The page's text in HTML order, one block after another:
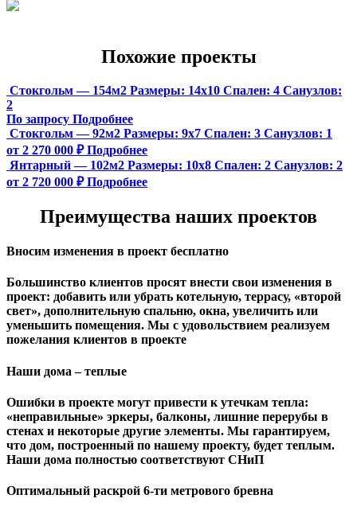
Похожие проекты
Стокгольм — 154м2 Размеры: 14х10 Спален: 4 Санузлов:
2
По запросу Подробнее
Стокгольм — 92м2 Размеры: 9х7 Спален: 3 Санузлов: 1
от 2 270 000 ₽ Подробнее
Янтарный — 102м2 Размеры: 10х8 Спален: 2 Санузлов: 2
от 2 720 000 ₽ Подробнее
Преимущества наших проектов
Вносим изменения в проект бесплатно
Большинство клиентов просят внести свои изменения в
проект: добавить или убрать котельную, террасу, «второй
свет», дополнительную спальню, окна, увеличить или
уменьшить помещения. Мы с удовольствием реализуем
пожелания клиентов в проекте
Наши дома – теплые
Ошибки в проекте могут привести к утечкам тепла:
«неправильные» эркеры, балконы, лишние перерубы в
стенах и некоторые другие элементы. Мы гарантируем,
чтo дом, построенный по нашему проекту, будет теплым.
Наши дома полностью соответствуют СНиП
Оптимальный раскрой 6-ти метрового бревна